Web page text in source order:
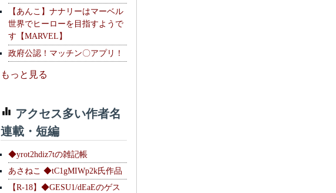
【あんこ】ナナリーはマーベル
世界でヒーローを目指すようで
す【MARVEL】
政府公認！マッチン〇アプリ！
もっと見る
アクセス多い作者名
連載・短編
◆yrot2hdiz7tの雑記帳
あさねこ ◆tC1gMIWp2k氏作品
【R-18】◆GESU1/dEaEのゲス